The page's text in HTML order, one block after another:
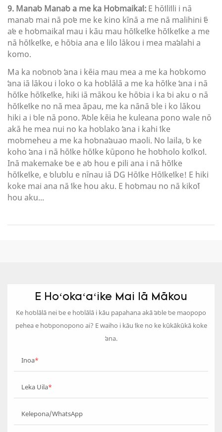
9. Manaʻo Manaʻo a me ka Hoʻomaikaʻi: E hōʻiliʻili i nā
manaʻo mai nā poʻe me ke kino kīnā a me nā malihini ʻē
aʻe e hoʻomaikaʻi mau i kāu mau hōʻikeʻike hōʻikeʻike a me
nā hōʻikeʻike, e hōʻoia ana e lilo lākou i mea maʻalahi a
komo.
Ma ka noʻonoʻo ʻana i kēia mau mea a me ka hoʻokomo
ʻana iā lākou i loko o ka hoʻolālā a me ka hōʻike ʻana i nā
hōʻike hōʻikeʻike, hiki iā mākou ke hōʻoia i ka ʻoi aku o nā
hōʻikeʻike no nā mea āpau, me ka nānā ʻole i ko lākou
hiki a i ʻole nā ​​​​pono. ʻAʻole kēia he kuleana pono wale nō
akā he mea nui no ka hoʻolako ʻana i kahi ʻike
moʻomeheu a me ka hoʻonaʻauao maoli. No laila, ʻo ke
koho ʻana i nā hōʻike hōʻike kūpono he hoʻoholo koʻikoʻi.
Inā makemake ʻoe e aʻo hou e pili ana i nā hōʻike
hōʻikeʻike, e ʻoluʻolu e nīnau iā DG Hōʻike Hōʻikeʻike! E hiki
koke mai ana nā ʻike hou aku. E hoʻomau no nā kikoʻī
hou aku...
E Hoʻokaʻaʻike Mai Iā Mākou
Ke hoʻolālā nei ʻoe e hoʻolālā i kāu papahana akā ʻaʻole ʻoe maopopo
pehea e hoʻoponopono ai? E waiho i kāu ʻike no ke kūkākūkā koke
ʻana.
Inoa
Leka Uila
Kelepona/WhatsApp